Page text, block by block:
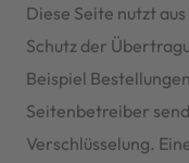
Diese Seite nutzt
Schutz der
Beispiel
Seitenbetreiber
Verschlüsselung.